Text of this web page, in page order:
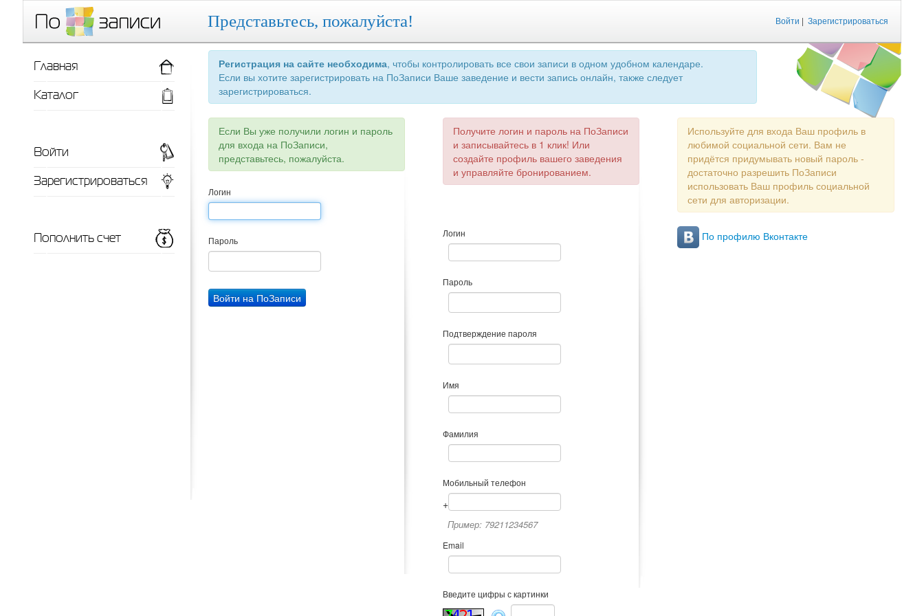
Войти | Зарегистрироваться
Представьтесь, пожалуйста!
Регистрация на сайте необходима, чтобы контролировать все свои записи в одном удобном календаре.
Если вы хотите зарегистрировать на ПоЗаписи Ваше заведение и вести запись онлайн, также следует
зарегистрироваться.
Если Вы уже получили логин и пароль
для входа на ПоЗаписи,
представьтесь, пожалуйста.
Логин
Пароль
Получите логин и пароль на ПоЗаписи
и записывайтесь в 1 клик! Или
создайте профиль вашего заведения
и управляйте бронированием.
Логин
Пароль
Подтверждение пароля
Имя
Фамилия
Мобильный телефон
+
Пример: 79211234567
Email
Введите цифры с картинки
Используйте для входа Ваш профиль в
любимой социальной сети. Вам не
придётся придумывать новый пароль -
достаточно разрешить ПоЗаписи
использовать Ваш профиль социальной
сети для авторизации.
По профилю Вконтакте
Главная
Каталог
Войти
Зарегистрироваться
Пополнить счет